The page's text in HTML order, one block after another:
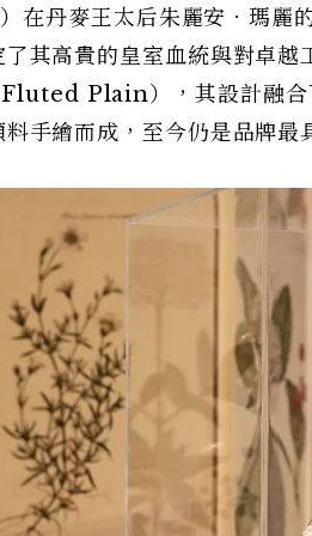
丹麥王太后朱麗安．瑪麗
了其高貴的皇室血統與對卓
Plain），其設計融合
料手繪而成，至今仍是品牌